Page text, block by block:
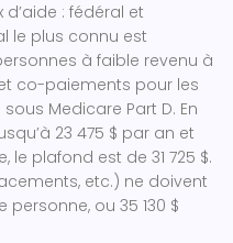
d’aide : fédéral et
le plus connu est
à faible revenu à
co-paiements pour les
Medicare Part D. En
23 475 $ par an et
le plafond est de 31 725 $.
etc.) ne doivent
personne, ou 35 130 $